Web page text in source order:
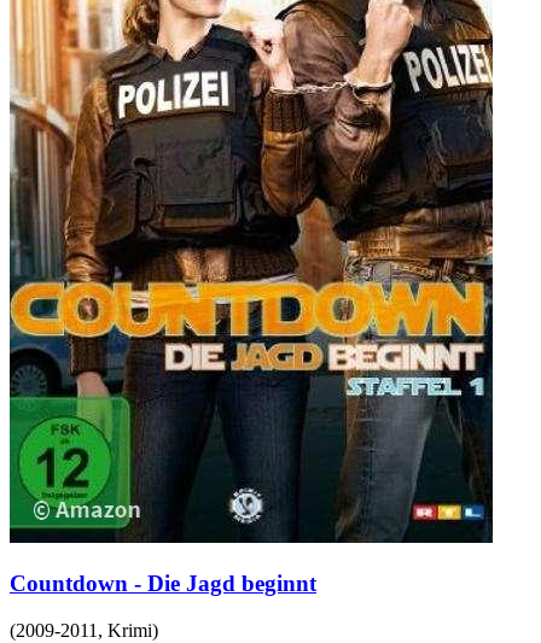
Countdown - Die Jagd beginnt
(2009-2011 , Krimi)